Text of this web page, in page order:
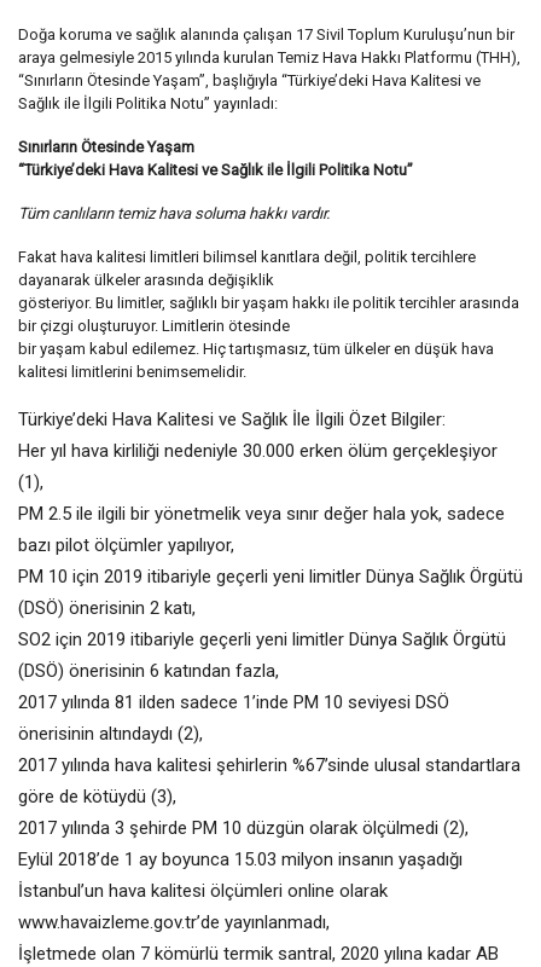
Doğa koruma ve sağlık alanında çalışan 17 Sivil Toplum Kuruluşu’nun bir
araya gelmesiyle 2015 yılında kurulan Temiz Hava Hakkı Platformu (THH),
“Sınırların Ötesinde Yaşam”, başlığıyla “Türkiye’deki Hava Kalitesi ve
Sağlık ile İlgili Politika Notu” yayınladı:
Sınırların Ötesinde Yaşam
“Türkiye’deki Hava Kalitesi ve Sağlık ile İlgili Politika Notu”
Tüm canlıların temiz hava soluma hakkı vardır.
Fakat hava kalitesi limitleri bilimsel kanıtlara değil, politik tercihlere
dayanarak ülkeler arasında değişiklik
gösteriyor. Bu limitler, sağlıklı bir yaşam hakkı ile politik tercihler arasında
bir çizgi oluşturuyor. Limitlerin ötesinde
bir yaşam kabul edilemez. Hiç tartışmasız, tüm ülkeler en düşük hava
kalitesi limitlerini benimsemelidir.
Türkiye’deki Hava Kalitesi ve Sağlık İle İlgili Özet Bilgiler:
Her yıl hava kirliliği nedeniyle 30.000 erken ölüm gerçekleşiyor
(1),
PM 2.5 ile ilgili bir yönetmelik veya sınır değer hala yok, sadece
bazı pilot ölçümler yapılıyor,
PM 10 için 2019 itibariyle geçerli yeni limitler Dünya Sağlık Örgütü
(DSÖ) önerisinin 2 katı,
SO2 için 2019 itibariyle geçerli yeni limitler Dünya Sağlık Örgütü
(DSÖ) önerisinin 6 katından fazla,
2017 yılında 81 ilden sadece 1’inde PM 10 seviyesi DSÖ
önerisinin altındaydı (2),
2017 yılında hava kalitesi şehirlerin %67’sinde ulusal standartlara
göre de kötüydü (3),
2017 yılında 3 şehirde PM 10 düzgün olarak ölçülmedi (2),
Eylül 2018’de 1 ay boyunca 15.03 milyon insanın yaşadığı
İstanbul’un hava kalitesi ölçümleri online olarak
www.havaizleme.gov.tr’de yayınlanmadı,
İşletmede olan 7 kömürlü termik santral, 2020 yılına kadar AB